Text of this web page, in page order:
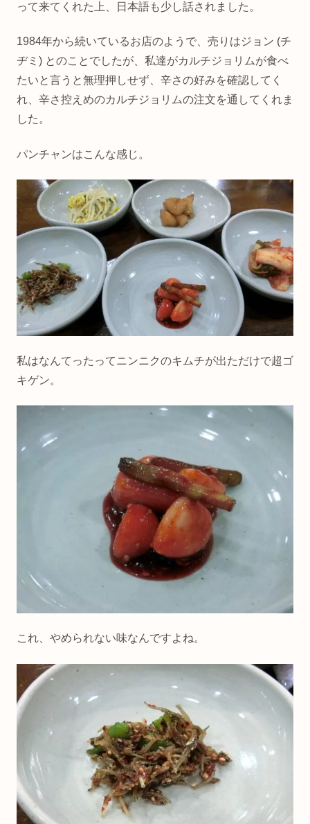
って来てくれた上、日本語も少し話されました。
1984年から続いているお店のようで、売りはジョン (チ
ヂミ) とのことでしたが、私達がカルチジョリムが食べ
たいと言うと無理押しせず、辛さの好みを確認してく
れ、辛さ控えめのカルチジョリムの注文を通してくれま
した。
パンチャンはこんな感じ。
私はなんてったってニンニクのキムチが出ただけで超ゴ
キゲン。
これ、やめられない味なんですよね。